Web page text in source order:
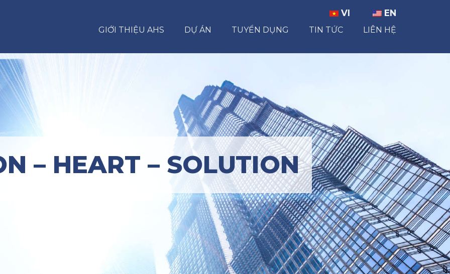
VI EN
GIỚI THIỆU AHS DỰ ÁN TUYỂN DỤNG TIN TỨC LIÊN HỆ
– HEART – SOLUTION